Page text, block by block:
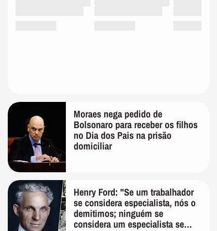
Moraes nega pedido de
Bolsonaro para receber os filhos
no Dia dos Pais na prisão
domiciliar
Henry Ford: "Se um trabalhador
se considera especialista, nós o
demitimos; ninguém se
considera um especialista se